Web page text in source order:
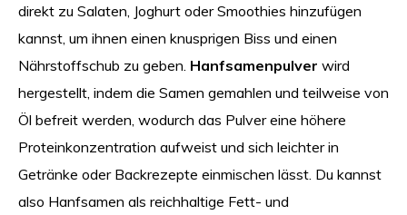
direkt zu Salaten, Joghurt oder Smoothies hinzufügen
kannst, um ihnen einen knusprigen Biss und einen
Nährstoffschub zu geben. Hanfsamenpulver wird
hergestellt, indem die Samen gemahlen und teilweise von
Öl befreit werden, wodurch das Pulver eine höhere
Proteinkonzentration aufweist und sich leichter in
Getränke oder Backrezepte einmischen lässt. Du kannst
also Hanfsamen als reichhaltige Fett- und